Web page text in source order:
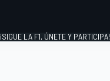
¡SIGUE LA F1, ÚNETE Y PARTICIPA!